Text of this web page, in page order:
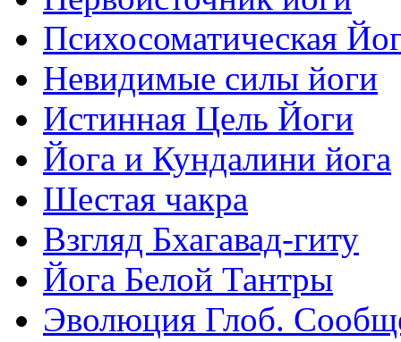
Психосоматическая
Невидимые силы йоги
Истинная Цель Йоги
Йога и Кундалини йога
Шестая чакра
Взгляд Бхагавад-гиту
Йога Белой Тантры
Эволюция Глоб.